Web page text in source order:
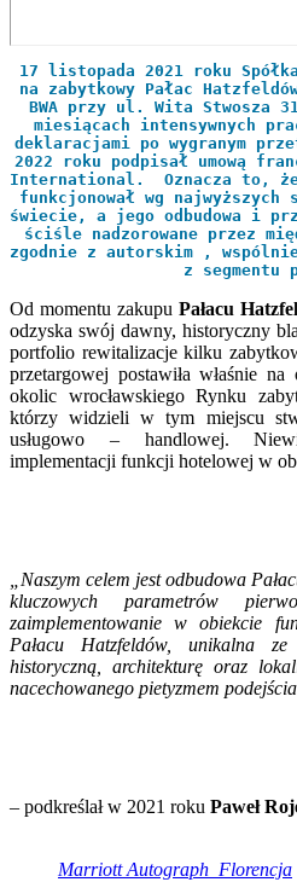
17 listopada 2021 roku
na zabytkowy Pałac
BWA przy ul. Wita Stwosza
miesiącach intensywnych
deklaracjami po wygranym
2022 roku podpisał umową
International. Oznacza to, że
funkcjonował wg najwyższych
świecie, a jego odbudowa i
ściśle nadzorowane przez
zgodnie z autorskim , wspólnie
z segmentu
Od momentu zakupu Pałacu
odzyska swój dawny, historyczny
portfolio rewitalizacje kilku
przetargowej postawiła właśnie
okolic wrocławskiego Rynku
którzy widzieli w tym miejscu
usługowo – handlowej.
implementacji funkcji hotelowej w
„Naszym celem jest odbudowa
kluczowych parametrów
zaimplementowanie w obiekcie
Pałacu Hatzfeldów, unikalna
historyczną, architekturę oraz
nacechowanego pietyzmem
– podkreślał w 2021 roku Paweł
Marriott Autograph_Florencja